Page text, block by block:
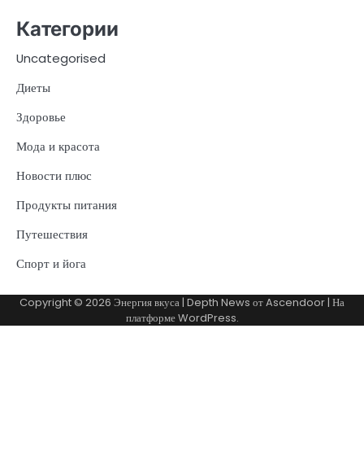
Категории
Uncategorised
Диеты
Здоровье
Мода и красота
Новости плюс
Продукты питания
Путешествия
Спорт и йога
Copyright © 2026 Энергия вкуса| Depth News отAscendoor| На
платформеWordPress.